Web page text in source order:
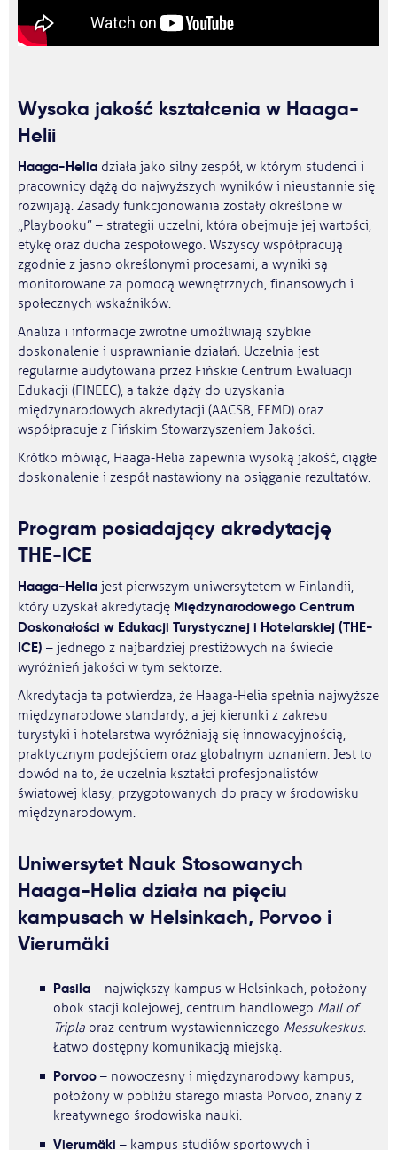
Wysoka jakość kształcenia w Haaga-
Helii
Haaga-Helia działa jako silny zespół, w którym studenci i
pracownicy dążą do najwyższych wyników i nieustannie się
rozwijają. Zasady funkcjonowania zostały określone w
„Playbooku” – strategii uczelni, która obejmuje jej wartości,
etykę oraz ducha zespołowego. Wszyscy współpracują
zgodnie z jasno określonymi procesami, a wyniki są
monitorowane za pomocą wewnętrznych, finansowych i
społecznych wskaźników.
Analiza i informacje zwrotne umożliwiają szybkie
doskonalenie i usprawnianie działań. Uczelnia jest
regularnie audytowana przez Fińskie Centrum Ewaluacji
Edukacji (FINEEC), a także dąży do uzyskania
międzynarodowych akredytacji (AACSB, EFMD) oraz
współpracuje z Fińskim Stowarzyszeniem Jakości.
Krótko mówiąc, Haaga-Helia zapewnia wysoką jakość, ciągłe
doskonalenie i zespół nastawiony na osiąganie rezultatów.
Program posiadający akredytację
THE-ICE
Haaga-Helia jest pierwszym uniwersytetem w Finlandii,
który uzyskał akredytację Międzynarodowego Centrum
Doskonałości w Edukacji Turystycznej i Hotelarskiej (THE-
ICE) – jednego z najbardziej prestiżowych na świecie
wyróżnień jakości w tym sektorze.
Akredytacja ta potwierdza, że Haaga-Helia spełnia najwyższe
międzynarodowe standardy, a jej kierunki z zakresu
turystyki i hotelarstwa wyróżniają się innowacyjnością,
praktycznym podejściem oraz globalnym uznaniem. Jest to
dowód na to, że uczelnia kształci profesjonalistów
światowej klasy, przygotowanych do pracy w środowisku
międzynarodowym.
Uniwersytet Nauk Stosowanych
Haaga-Helia działa na pięciu
kampusach w Helsinkach, Porvoo i
Vierumäki
Pasila – największy kampus w Helsinkach, położony
obok stacji kolejowej, centrum handlowego Mall of
Tripla oraz centrum wystawienniczego Messukeskus.
Łatwo dostępny komunikacją miejską.
Porvoo – nowoczesny i międzynarodowy kampus,
położony w pobliżu starego miasta Porvoo, znany z
kreatywnego środowiska nauki.
Vierumäki – kampus studiów sportowych i